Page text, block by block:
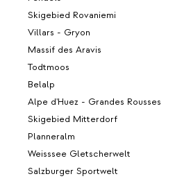
Skigebied Rovaniemi
Villars - Gryon
Massif des Aravis
Todtmoos
Belalp
Alpe d'Huez - Grandes Rousses
Skigebied Mitterdorf
Planneralm
Weisssee Gletscherwelt
Salzburger Sportwelt